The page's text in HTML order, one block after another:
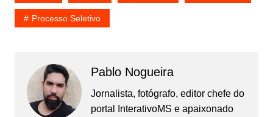
Processo Seletivo
Pablo Nogueira
Jornalista, fotógrafo, editor chefe do
portal InterativoMS e apaixonado